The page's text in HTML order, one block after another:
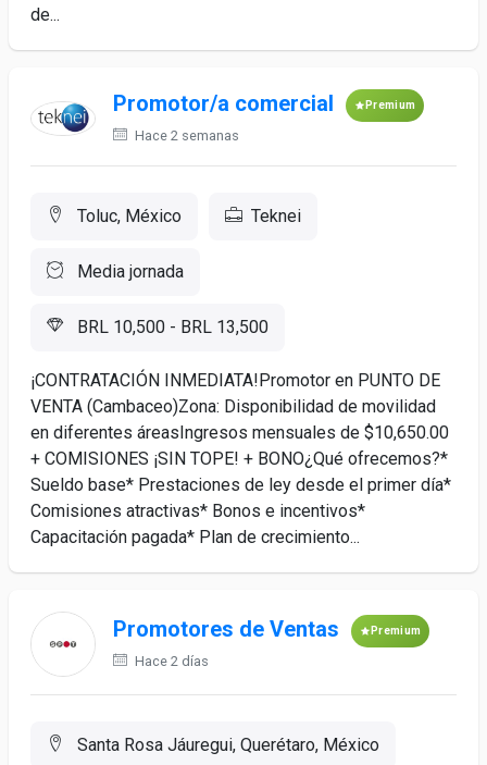
de...
Promotor/a comercial Premium
Hace 2 semanas
Toluc, México Teknei
Media jornada
BRL 10,500 - BRL 13,500
¡CONTRATACIÓN INMEDIATA!Promotor en PUNTO DE
VENTA (Cambaceo)Zona: Disponibilidad de movilidad
en diferentes áreasIngresos mensuales de $10,650.00
+ COMISIONES ¡SIN TOPE! + BONO¿Qué ofrecemos?*
Sueldo base* Prestaciones de ley desde el primer día*
Comisiones atractivas* Bonos e incentivos*
Capacitación pagada* Plan de crecimiento...
Promotores de Ventas Premium
Hace 2 días
Santa Rosa Jáuregui, Querétaro, México